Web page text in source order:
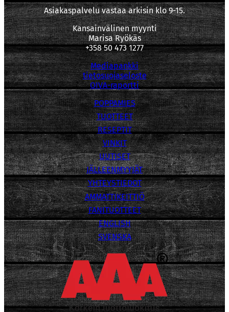
Asiakaspalvelu vastaa arkisin klo 9-15.
Kansainvälinen myynti
Marisa Ryökäs
+358 50 473 1277
Mediapankki
tietosuojaseloste
OIVA-raportti
POPPAMIES
TUOTTEET
RESEPTIT
VINKIT
UUTISET
JÄLLEENMYYJÄT
YHTEYSTIEDOT
AMMATTIKEITTIÖ
FANITUOTTEET
ENGLISH
SVENSKA